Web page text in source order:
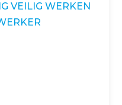
VEILIG WERKEN